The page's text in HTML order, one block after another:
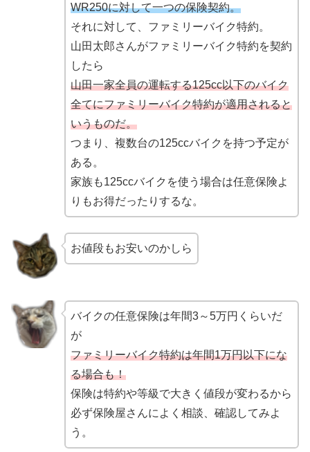
WR250に対して一つの保険契約。
それに対して、ファミリーバイク特約。
山田太郎さんがファミリーバイク特約を契約
したら
山田一家全員の運転する125cc以下のバイク
全てにファミリーバイク特約が適用されると
いうものだ。
つまり、複数台の125ccバイクを持つ予定が
ある。
家族も125ccバイクを使う場合は任意保険よ
りもお得だったりするな。
お値段もお安いのかしら
バイクの任意保険は年間3～5万円くらいだ
が
ファミリーバイク特約は年間1万円以下にな
る場合も！
保険は特約や等級で大きく値段が変わるから
必ず保険屋さんによく相談、確認してみよ
う。